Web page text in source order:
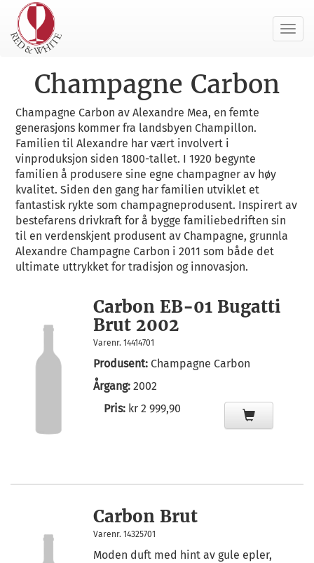
Champagne Carbon
Champagne Carbon av Alexandre Mea, en femte
generasjons kommer fra landsbyen Champillon.
Familien til Alexandre har vært involvert i
vinproduksjon siden 1800-tallet. I 1920 begynte
familien å produsere sine egne champagner av høy
kvalitet. Siden den gang har familien utviklet et
fantastisk rykte som champagneprodusent. Inspirert av
bestefarens drivkraft for å bygge familiebedriften sin
til en verdenskjent produsent av Champagne, grunnla
Alexandre Champagne Carbon i 2011 som både det
ultimate uttrykket for tradisjon og innovasjon.
Carbon EB-01 Bugatti
Brut 2002
Varenr. 14414701
Produsent: Champagne Carbon
Årgang: 2002
Pris: kr 2 999,90
Carbon Brut
Varenr. 14325701
Moden duft med hint av gule epler,